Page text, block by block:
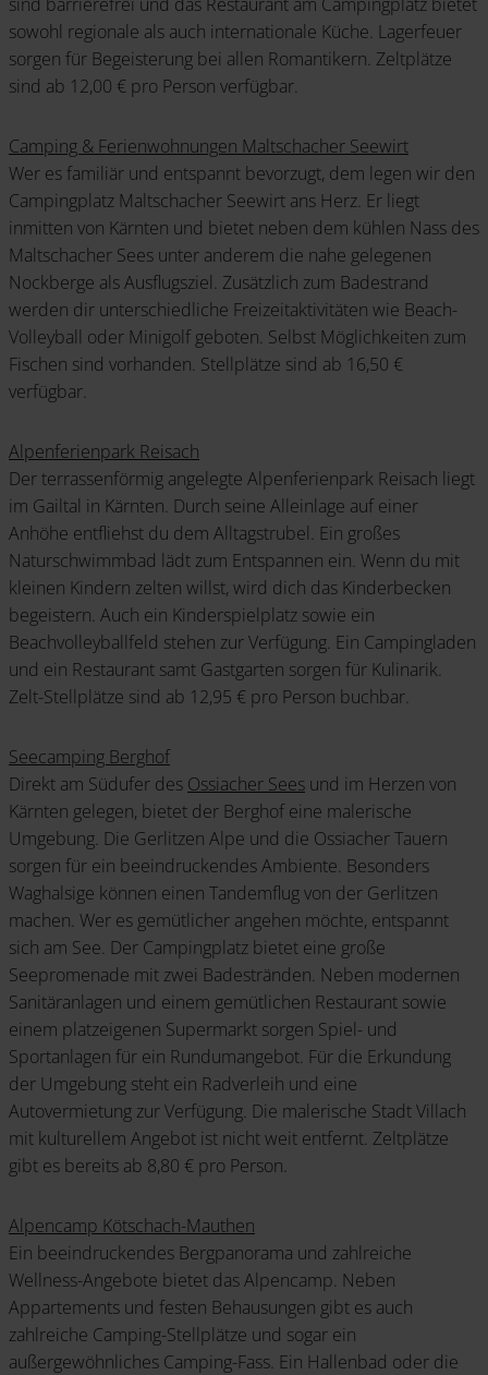
sowohl regionale als auch internationale Küche. Lagerfeuer
sorgen für Begeisterung bei allen Romantikern. Zeltplätze
sind ab 12,00 € pro Person verfügbar.
Camping & Ferienwohnungen Maltschacher Seewirt
Wer es familiär und entspannt bevorzugt, dem legen wir den
Campingplatz Maltschacher Seewirt ans Herz. Er liegt
inmitten von Kärnten und bietet neben dem kühlen Nass des
Maltschacher Sees unter anderem die nahe gelegenen
Nockberge als Ausflugsziel. Zusätzlich zum Badestrand
werden dir unterschiedliche Freizeitaktivitäten wie Beach-
Volleyball oder Minigolf geboten. Selbst Möglichkeiten zum
Fischen sind vorhanden. Stellplätze sind ab 16,50 €
verfügbar.
Alpenferienpark Reisach
Der terrassenförmig angelegte Alpenferienpark Reisach liegt
im Gailtal in Kärnten. Durch seine Alleinlage auf einer
Anhöhe entfliehst du dem Alltagstrubel. Ein großes
Naturschwimmbad lädt zum Entspannen ein. Wenn du mit
kleinen Kindern zelten willst, wird dich das Kinderbecken
begeistern. Auch ein Kinderspielplatz sowie ein
Beachvolleyballfeld stehen zur Verfügung. Ein Campingladen
und ein Restaurant samt Gastgarten sorgen für Kulinarik.
Zelt-Stellplätze sind ab 12,95 € pro Person buchbar.
Seecamping Berghof
Direkt am Südufer des Ossiacher Sees und im Herzen von
Kärnten gelegen, bietet der Berghof eine malerische
Umgebung. Die Gerlitzen Alpe und die Ossiacher Tauern
sorgen für ein beeindruckendes Ambiente. Besonders
Waghalsige können einen Tandemflug von der Gerlitzen
machen. Wer es gemütlicher angehen möchte, entspannt
sich am See. Der Campingplatz bietet eine große
Seepromenade mit zwei Badestränden. Neben modernen
Sanitäranlagen und einem gemütlichen Restaurant sowie
einem platzeigenen Supermarkt sorgen Spiel- und
Sportanlagen für ein Rundumangebot. Für die Erkundung
der Umgebung steht ein Radverleih und eine
Autovermietung zur Verfügung. Die malerische Stadt Villach
mit kulturellem Angebot ist nicht weit entfernt. Zeltplätze
gibt es bereits ab 8,80 € pro Person.
Alpencamp Kötschach-Mauthen
Ein beeindruckendes Bergpanorama und zahlreiche
Wellness-Angebote bietet das Alpencamp. Neben
Appartements und festen Behausungen gibt es auch
zahlreiche Camping-Stellplätze und sogar ein
außergewöhnliches Camping-Fass. Ein Hallenbad oder die